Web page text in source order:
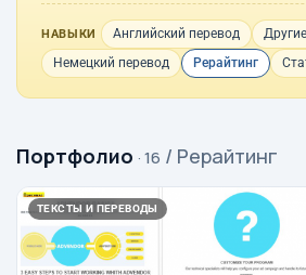
НАВЫКИ Английский перевод
Немецкий перевод
Рерайтинг
Портфолио · 16 / Рерайтинг
ТЕКСТЫ И ПЕРЕВОДЫ